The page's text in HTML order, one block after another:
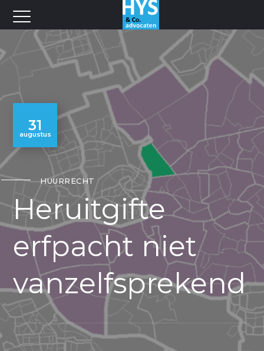
31
augustus
HUURRECHT
Heruitgifte
erfpacht niet
vanzelfsprekend